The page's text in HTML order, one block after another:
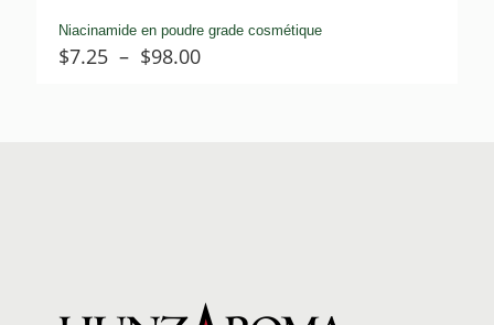
Niacinamide en poudre grade cosmétique
$7.25 – $98.00Plage